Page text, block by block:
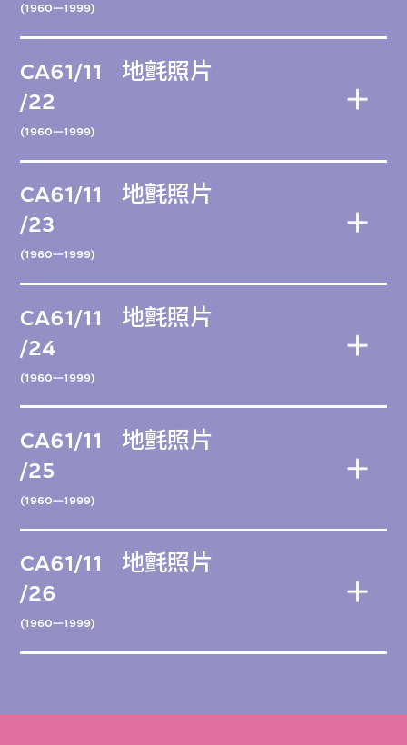
(1960—1999)
CA61/11
/22
(1960—1999)
地氈照片
CA61/11
/23
(1960—1999)
地氈照片
CA61/11
/24
(1960—1999)
地氈照片
CA61/11
/25
(1960—1999)
地氈照片
CA61/11
/26
(1960—1999)
地氈照片